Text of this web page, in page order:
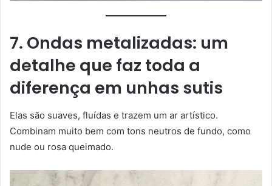
7. Ondas metalizadas: um
detalhe que faz toda a
diferença em unhas sutis
Elas são suaves, fluídas e trazem um ar artístico.
Combinam muito bem com tons neutros de fundo, como
nude ou rosa queimado.